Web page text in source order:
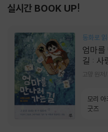
실시간 BOOK UP!
동화로
엄마를
길 : 사
라미
모리
굿즈